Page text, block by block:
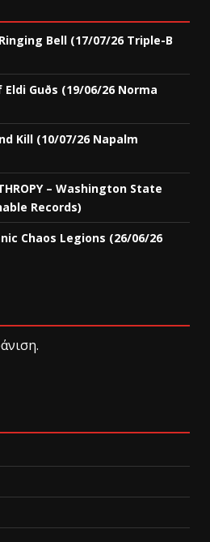
Bell (17/07/26 Triple-B
Eldi Guðs (19/06/26 Norma
Kill (10/07/26 Napalm
– Washington State
Records)
Chaos Legions (26/06/26